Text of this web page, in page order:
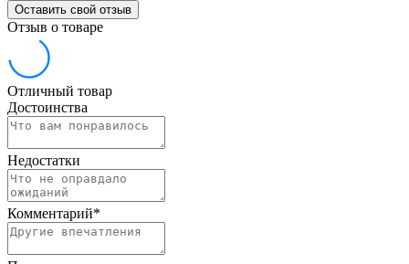
Оставить свой отзыв
Отзыв о товаре
Отличный товар
Достоинства
Недостатки
Комментарий*